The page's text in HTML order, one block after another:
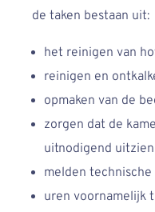
de taken bestaan uit:
het reinigen van
reinigen en
opmaken van de
zorgen dat de
uitnodigend uitzien
melden
uren voornamelijk